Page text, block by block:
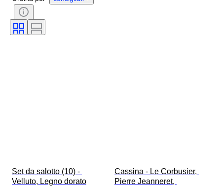
Colore
Epoca
Modello
Set da salotto (10) -
Velluto, Legno dorato
Cassina - Le Corbusier,
Pierre Jeanneret,